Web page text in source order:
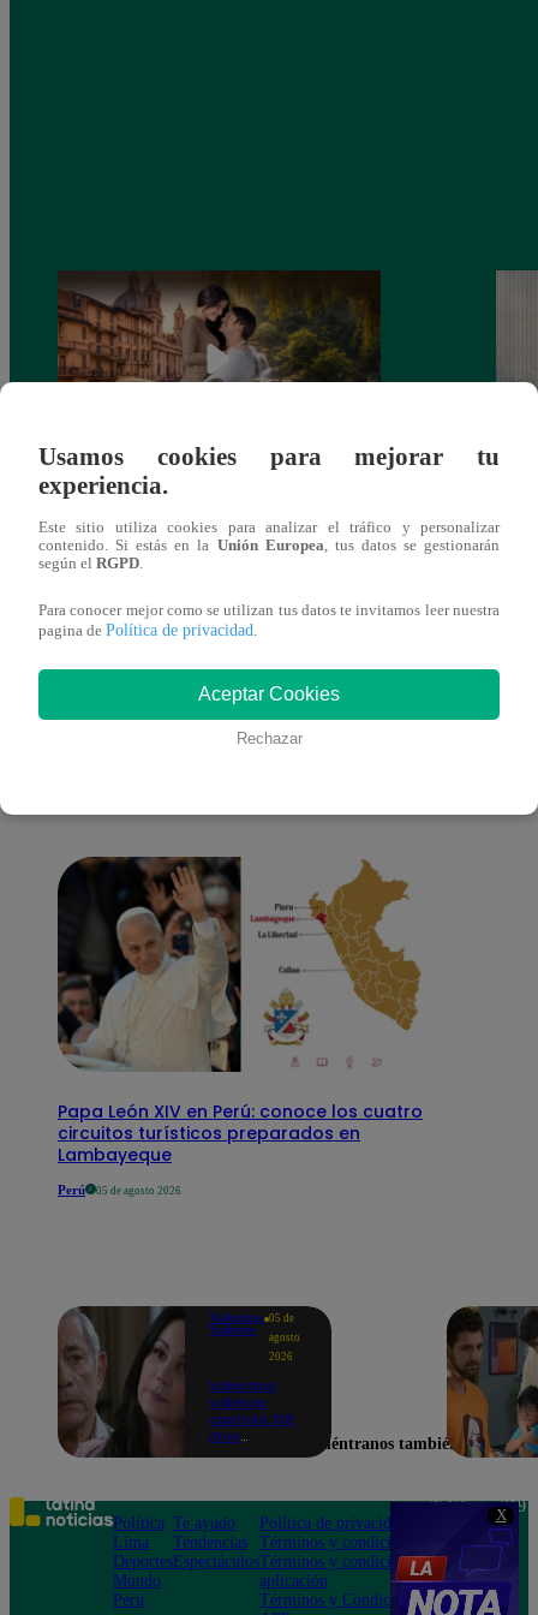
X
Latina estrenará el 28 de abril “Mi vida
eres tú”: una historia de cartas y amor que
lo cambiará todo
También te puede
Papa León XIV en Perú: conoce los cuatro
circuitos turísticos preparados en
Lambayeque
Perú 05 de agosto 2026
Valentina
Valiente
05 de
agosto
2026
Valentina
Valiente
capítulo 108:
¡Don
Frida tras
descubrir una
contradicción
en una
conversación!
Usamos cookies para mejorar tu
experiencia.
Este sitio utiliza cookies para analizar el tráfico y personalizar
contenido. Si estás en la Unión Europea , tus datos se gestionarán
según el RGPD
Para conocer mejor como se utilizan tus datos te invitamos leer nuestra
pagina de Política de privacidad
Aceptar Cookies
Rechazar
Encuéntranos también en
Política
Lima
Deportes
Mundo
Perú
Te ayudo
Tendencias
Espectáculos
Política de privacidad
Términos y condiciones
Términos y condiciones
aplicación
Términos y Condiciones
Teléfono: 219
Av. San
Felipe 968
Jesús María